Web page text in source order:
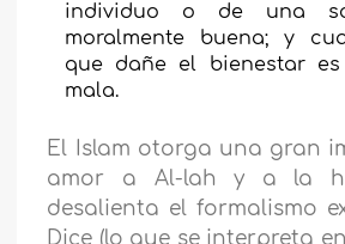
individuo o de una
moralmente buena; y
que dañe el bienestar es
mala.
El Islam otorga una gran
amor a Al-lah y a la
desalienta el formalismo
Dice (lo que se interpreta